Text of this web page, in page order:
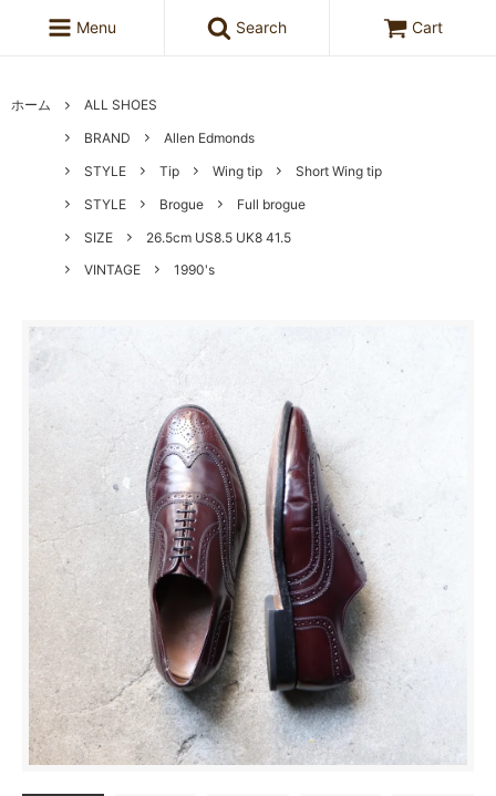
Menu Search Cart
ホーム
ALL SHOES
BRAND
Allen Edmonds
STYLE
Tip Wing tip
Short Wing tip
STYLE
Brogue
Full brogue
SIZE
26.5cm US8.5 UK8 41.5
VINTAGE
1990's